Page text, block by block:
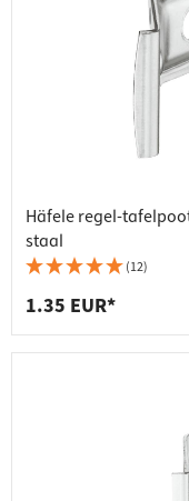
Häfele regel-
staal
(12)
1.35 EUR*